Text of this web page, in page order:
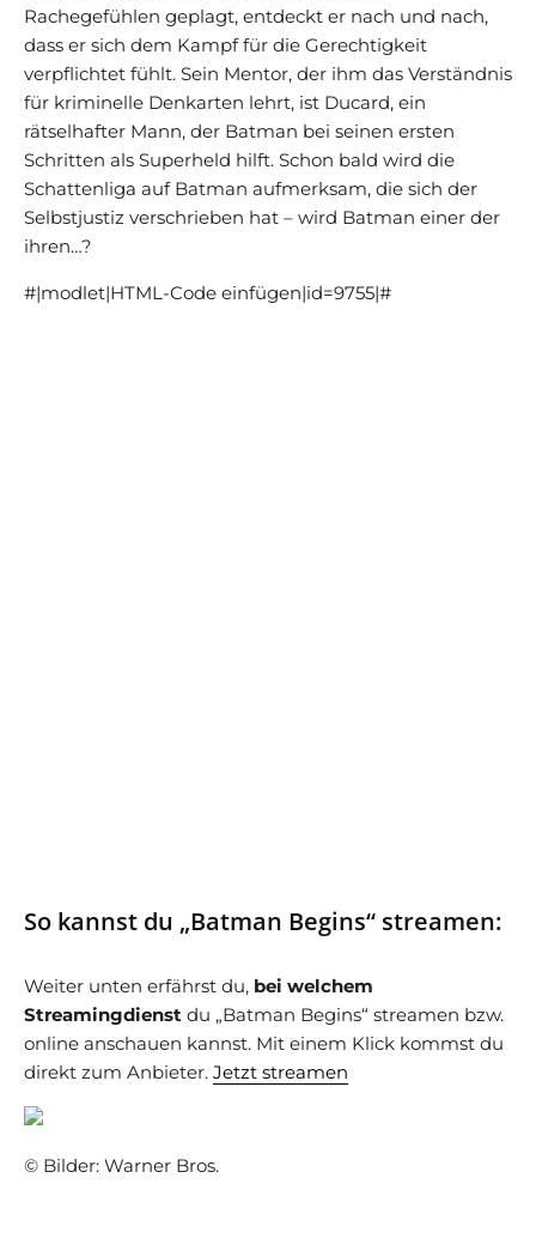
Rachegefühlen geplagt, entdeckt er nach und nach,
dass er sich dem Kampf für die Gerechtigkeit
verpflichtet fühlt. Sein Mentor, der ihm das Verständnis
für kriminelle Denkarten lehrt, ist Ducard, ein
rätselhafter Mann, der Batman bei seinen ersten
Schritten als Superheld hilft. Schon bald wird die
Schattenliga auf Batman aufmerksam, die sich der
Selbstjustiz verschrieben hat – wird Batman einer der
ihren…?
#|modlet|HTML-Code einfügen|id=9755|#
So kannst du „Batman Begins“ streamen:
Weiter unten erfährst du, bei welchem
Streamingdienst du „Batman Begins“ streamen bzw.
online anschauen kannst. Mit einem Klick kommst du
direkt zum Anbieter. Jetzt streamen
© Bilder: Warner Bros.